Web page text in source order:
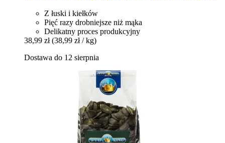
Z łuski i kiełków
Pięć razy drobniejsze niż mąka
Delikatny proces produkcyjny
38,99 zł (38,99 zł / kg)
Dostawa do 12 sierpnia